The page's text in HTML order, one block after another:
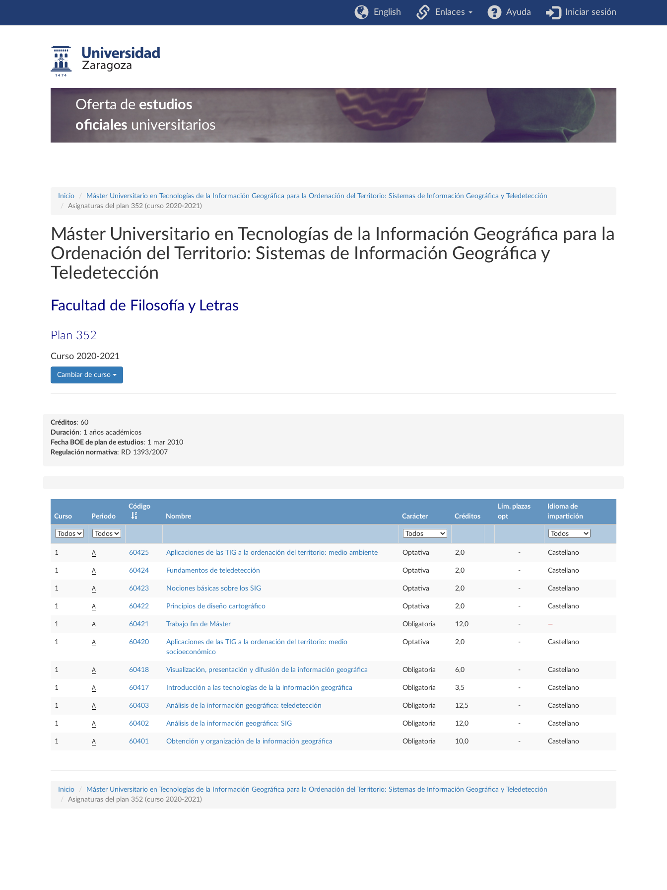
English Enlaces Ayuda Iniciar sesión
Oferta de estudios
oficiales universitarios
Inicio
Máster Universitario en Tecnologías de la Información Geográfica para la Ordenación del Territorio: Sistemas de Información Geográfica y Teledetección
Asignaturas del plan 352 (curso 2020-2021)
Máster Universitario en Tecnologías de la Información Geográfica para la
Ordenación del Territorio: Sistemas de Información Geográfica y
Teledetección
Facultad de Filosofía y Letras
Plan 352
Curso 2020-2021
Cambiar de curso
Créditos: 60
Duración: 1 años académicos
Fecha BOE de plan de estudios: 1 mar 2010
Regulación normativa: RD 1393/2007
Curso Periodo
Código
Nombre
Carácter Créditos
Lím. plazas
opt
Idioma de
impartición
1 A 60425 Aplicaciones de las TIG a la ordenación del territorio: medio ambiente Optativa 2,0 - Castellano
1 A 60424 Fundamentos de teledetección Optativa 2,0 - Castellano
1 A 60423 Nociones básicas sobre los SIG Optativa 2,0 - Castellano
1 A 60422 Principios de diseño cartográfico Optativa 2,0 - Castellano
1 A 60421 Trabajo fin de Máster Obligatoria 12,0 - —
1 A 60420
Aplicaciones de las TIG a la ordenación del territorio: medio
socioeconómico
Optativa 2,0 - Castellano
1 A 60418 Visualización, presentación y difusión de la información geográfica Obligatoria 6,0 - Castellano
1 A 60417 Introducción a las tecnologías de la la información geográfica Obligatoria 3,5 - Castellano
1 A 60403 Análisis de la información geográfica: teledetección Obligatoria 12,5 - Castellano
1 A 60402 Análisis de la información geográfica: SIG Obligatoria 12,0 - Castellano
1 A 60401 Obtención y organización de la información geográfica Obligatoria 10,0 - Castellano
Inicio
Máster Universitario en Tecnologías de la Información Geográfica para la Ordenación del Territorio: Sistemas de Información Geográfica y Teledetección
Asignaturas del plan 352 (curso 2020-2021)